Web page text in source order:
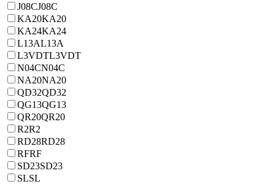
J08CJ08C
KA20KA20
KA24KA24
L13AL13A
L3VDTL3VDT
N04CN04C
NA20NA20
QD32QD32
QG13QG13
QR20QR20
R2R2
RD28RD28
RFRF
SD23SD23
SLSL